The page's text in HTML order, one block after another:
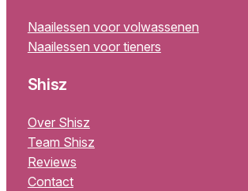
Naailessen voor volwassenen
Naailessen voor tieners
Shisz
Over Shisz
Team Shisz
Reviews
Contact